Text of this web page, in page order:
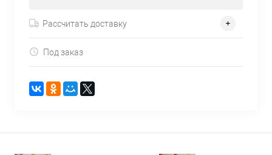
Рассчитать доставку
Под заказ